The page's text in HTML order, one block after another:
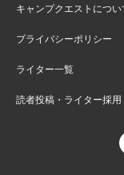
キャンプクエストについ
プライバシーポリシー
ライター一覧
読者投稿・ライター採用